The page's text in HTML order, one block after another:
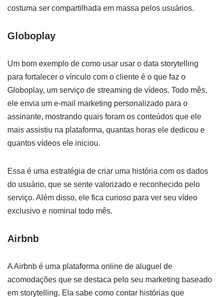
costuma ser compartilhada em massa pelos usuários.
Globoplay
Um bom exemplo de como usar usar o data storytelling
para fortalecer o vínculo com o cliente é o que faz o
Globoplay, um serviço de streaming de vídeos. Todo mês,
ele envia um e-mail marketing personalizado para o
assinante, mostrando quais foram os conteúdos que ele
mais assistiu na plataforma, quantas horas ele dedicou e
quantos vídeos ele iniciou.
Essa é uma estratégia de criar uma história com os dados
do usuário, que se sente valorizado e reconhecido pelo
serviço. Além disso, ele fica curioso para ver seu vídeo
exclusivo e nominal todo mês.
Airbnb
A Airbnb é uma plataforma online de aluguel de
acomodações que se destaca pelo seu marketing baseado
em storytelling. Ela sabe como contar histórias que